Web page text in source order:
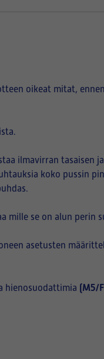
oikeat mitat, ennen
ilmavirran tasaisen
koko pussin
mille se on alun perin
asetusten
hienosuodattimia (M5/